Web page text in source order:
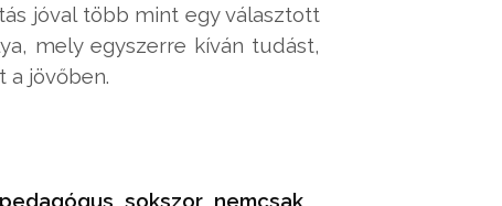
jóval több mint egy választott
mely egyszerre kíván tudást,
a jövőben.
sokszor nemcsak